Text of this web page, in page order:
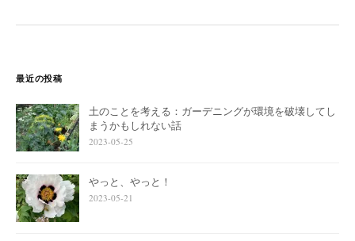
最近の投稿
土のことを考える：ガーデニングが環境を破壊してし
まうかもしれない話
2023-05-25
やっと、やっと！
2023-05-21